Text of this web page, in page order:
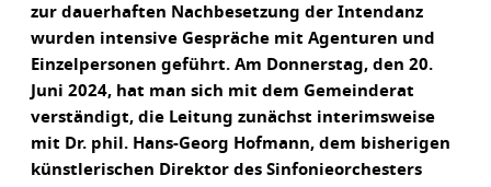
zur dauerhaften Nachbesetzung der Intendanz
wurden intensive Gespräche mit Agenturen und
Einzelpersonen geführt. Am Donnerstag, den 20.
Juni 2024, hat man sich mit dem Gemeinderat
verständigt, die Leitung zunächst interimsweise
mit Dr. phil. Hans-Georg Hofmann, dem bisherigen
künstlerischen Direktor des Sinfonieorchesters